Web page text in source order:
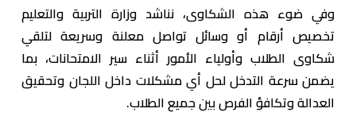
وفي ضوء هذه الشكاوى، نناشد وزارة التربية والتعليم
تخصيص أرقام أو وسائل تواصل معلنة وسريعة لتلقي
شكاوى الطلاب وأولياء الأمور أثناء سير الامتحانات، بما
يضمن سرعة التدخل لحل أي مشكلات داخل اللجان وتحقيق
العدالة وتكافؤ الفرص بين جميع الطلاب.